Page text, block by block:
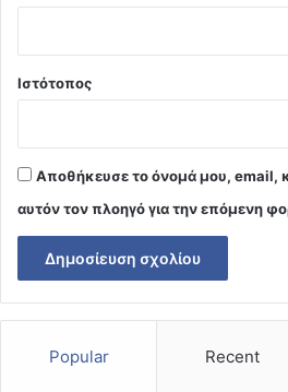
Ιστότοπος
Αποθήκευσε το όνομά μου, email,
αυτόν τον πλοηγό για την επόμενη
Popular Recent